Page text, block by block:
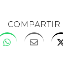
COMPARTIR